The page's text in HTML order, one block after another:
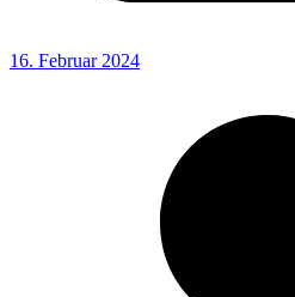
16. Februar 2024